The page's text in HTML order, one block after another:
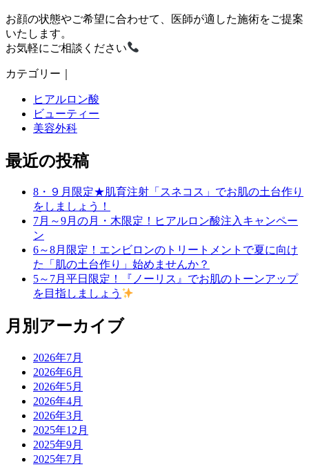
お顔の状態やご希望に合わせて、医師が適した施術をご提案
いたします。
お気軽にご相談ください
カテゴリー｜
ヒアルロン酸
ビューティー
美容外科
最近の投稿
8・９月限定★肌育注射「スネコス」でお肌の土台作り
をしましょう！
7月～9月の月・木限定！ヒアルロン酸注入キャンペー
ン
6～8月限定！エンビロンのトリートメントで夏に向け
た「肌の土台作り」始めませんか？
5～7月平日限定！『ノーリス』でお肌のトーンアップ
を目指しましょう
月別アーカイブ
2026年7月
2026年6月
2026年5月
2026年4月
2026年3月
2025年12月
2025年9月
2025年7月